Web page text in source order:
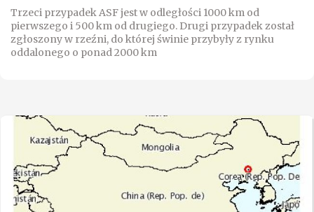
Trzeci przypadek ASF jest w odległości 1000 km od
pierwszego i 500 km od drugiego. Drugi przypadek został
zgłoszony w rzeźni, do której świnie przybyły z rynku
oddalonego o ponad 2000 km